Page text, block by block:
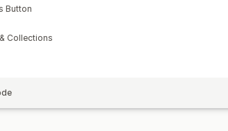
Button
Collections